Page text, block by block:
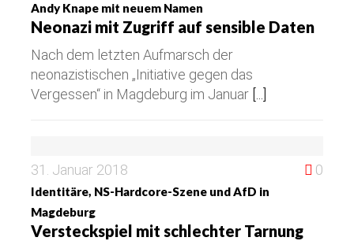
Andy Knape mit neuem Namen
Neonazi mit Zugriff auf sensible Daten
Nach dem letzten Aufmarsch der
neonazistischen „Initiative gegen das
Vergessen“ in Magdeburg im Januar
31. Januar 2018 0
Identitäre, NS-Hardcore-Szene und AfD in
Magdeburg
Versteckspiel mit schlechter Tarnung